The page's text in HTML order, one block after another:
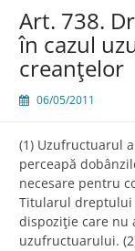
Art. 738.
în cazul
creanţelor
06/05/2011
(1) Uzufructuarul
perceapă
necesare pentru
Titularul dreptului
dispoziţie care
uzufructuarului.